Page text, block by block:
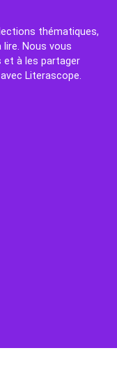
thématiques,
Nous vous
et à les partager
Literascope.